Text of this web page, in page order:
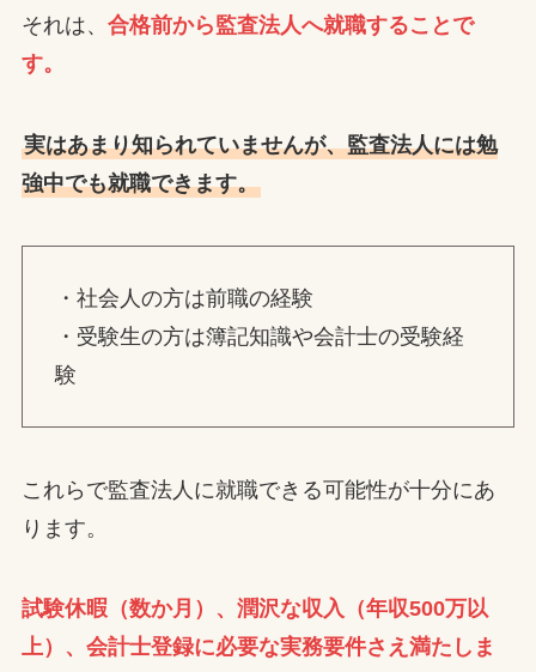
それは、 合格前から監査法人へ就職することで
す。
実はあまり知られていませんが、監査法人には勉
強中でも就職できます。
・社会人の方は前職の経験
・受験生の方は簿記知識や会計士の受験経
験
これらで監査法人に就職できる可能性が十分にあ
ります。
試験休暇（数か月）、潤沢な収入（年収500万以
上）、会計士登録に必要な実務要件さえ満たしま